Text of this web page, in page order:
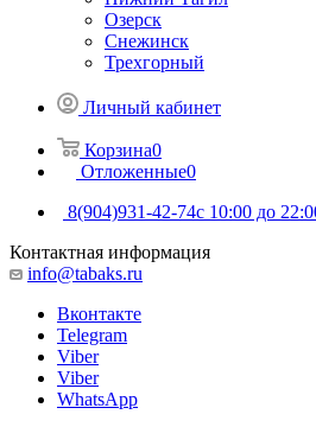
Озерск
Снежинск
Трехгорный
Личный кабинет
Корзина0
Отложенные0
8(904)931-42-74с 10:00 до
Контактная информация
info@tabaks.ru
Вконтакте
Telegram
Viber
Viber
WhatsApp